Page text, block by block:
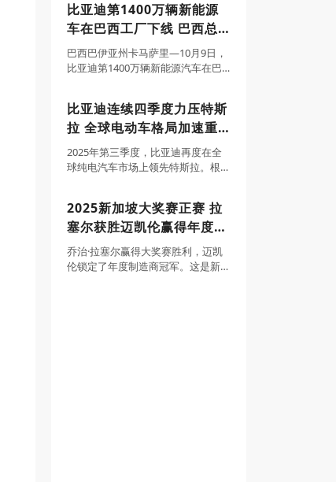
示，今年前三季度中国汽车行业整
体延续稳中向好态势，新能源汽车
比亚迪第1400万辆新能源
车在巴西工厂下线 巴西总
统卢拉成为车主
巴西巴伊亚州卡马萨里—10月9日，
比亚迪第1400万辆新能源汽车在巴
美大陆刻下了中国车企的新高度。
巴西总统卢拉、副总统杰拉尔多·阿
比亚迪连续四季度力压特斯
拉 全球电动车格局加速重
塑
2025年第三季度，比亚迪再度在全
球纯电汽车市场上领先特斯拉。根
量达582522辆，而特斯拉交付量为
497099辆，比亚迪单季度领先8542
2025新加坡大奖赛正赛 拉
塞尔获胜迈凯伦赢得年度制
造商冠军
乔治·拉塞尔赢得大奖赛胜利，迈凯
伦锁定了年度制造商冠军。这是新